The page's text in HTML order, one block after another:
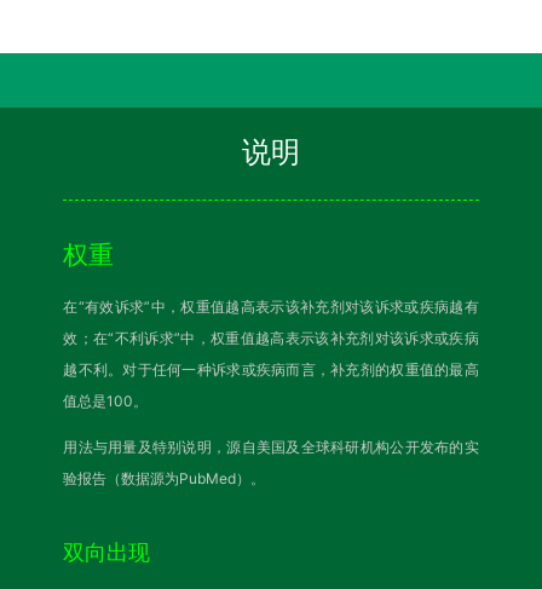
说明
权重
在“有效诉求”中，权重值越高表示该补充剂对该诉求或疾病越有
效；在“不利诉求”中，权重值越高表示该补充剂对该诉求或疾病
越不利。对于任何一种诉求或疾病而言，补充剂的权重值的最高
值总是100。
用法与用量及特别说明，源自美国及全球科研机构公开发布的实
验报告（数据源为PubMed）。
双向出现